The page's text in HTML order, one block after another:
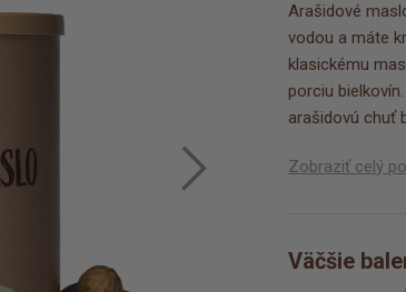
Arašidové
vodou a máte
klasickému
porciu
arašidovú chuť
Zobraziť celý
Väčšie